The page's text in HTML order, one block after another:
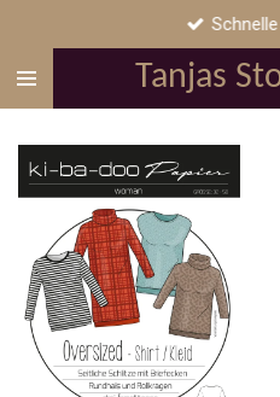
springen
Tanjas